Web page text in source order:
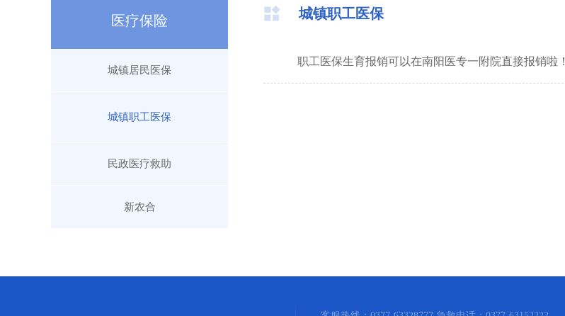
医疗保险
城镇居民医保
城镇职工医保
民政医疗救助
新农合
城镇职工医保
职工医保生育报销可以在南阳医专一附院直接报销啦！